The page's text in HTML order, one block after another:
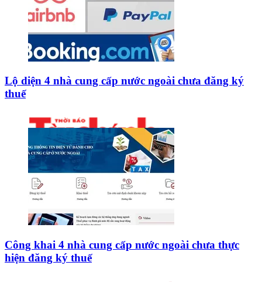
Lộ diện 4 nhà cung cấp nước ngoài chưa đăng ký
thuế
Công khai 4 nhà cung cấp nước ngoài chưa thực
hiện đăng ký thuế